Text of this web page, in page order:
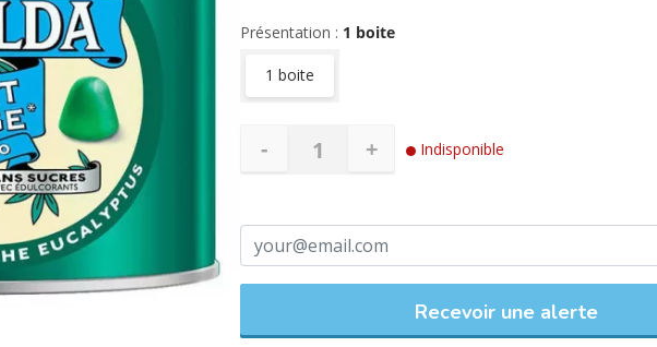
Présentation : 1 boite
1 boite
Indisponible
- +
Recevoir une alerte